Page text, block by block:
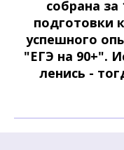
собрана
подготовки
успешного
"ЕГЭ на 90+".
ленись -